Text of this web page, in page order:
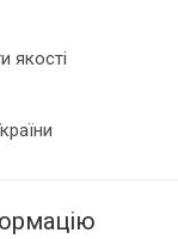
якості